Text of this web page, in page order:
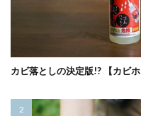
カビ落としの決定版!? 【カビ